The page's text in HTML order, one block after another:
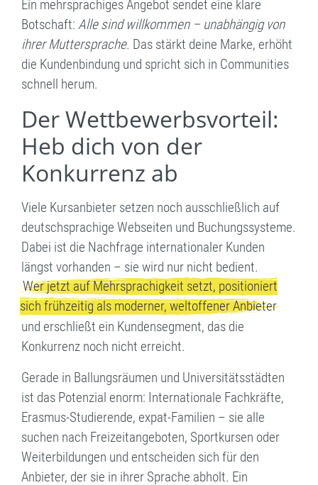
Ein mehrsprachiges Angebot sendet eine klare
Botschaft: Alle sind willkommen – unabhängig von
ihrer Muttersprache. Das stärkt deine Marke, erhöht
die Kundenbindung und spricht sich in Communities
schnell herum.
Der Wettbewerbsvorteil:
Heb dich von der
Konkurrenz ab
Viele Kursanbieter setzen noch ausschließlich auf
deutschsprachige Webseiten und Buchungssysteme.
Dabei ist die Nachfrage internationaler Kunden
längst vorhanden – sie wird nur nicht bedient.
Wer jetzt auf Mehrsprachigkeit setzt, positioniert
sich frühzeitig als moderner, weltoffener Anbieter
und erschließt ein Kundensegment, das die
Konkurrenz noch nicht erreicht.
Gerade in Ballungsräumen und Universitätsstädten
ist das Potenzial enorm: Internationale Fachkräfte,
Erasmus-Studierende, expat-Familien – sie alle
suchen nach Freizeitangeboten, Sportkursen oder
Weiterbildungen und entscheiden sich für den
Anbieter, der sie in ihrer Sprache abholt. Ein